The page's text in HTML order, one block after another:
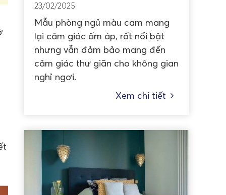
23/02/2025
Mẫu phòng ngủ màu cam mang
lại cảm giác ấm áp, rất nổi bật
nhưng vẫn đảm bảo mang đến
cảm giác thư giãn cho không gian
nghỉ ngơi.
Xem chi tiết